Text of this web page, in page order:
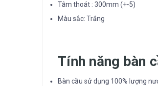
Tâm thoát : 300mm (+-5)
Màu sắc: Trắng
Tính năng bàn
Bàn cầu sử dụng 100% lượng